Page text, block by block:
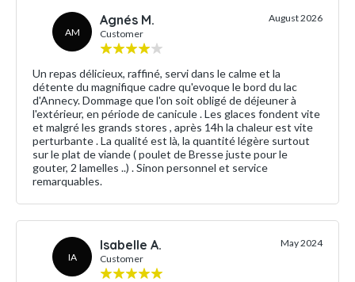
AM
Agnés M.
Customer
August 2026
Un repas délicieux, raffiné, servi dans le calme et la
détente du magnifique cadre qu'evoque le bord du lac
d'Annecy. Dommage que l'on soit obligé de déjeuner à
l'extérieur, en période de canicule . Les glaces fondent vite
et malgré les grands stores , après 14h la chaleur est vite
perturbante . La qualité est là, la quantité légère surtout
sur le plat de viande ( poulet de Bresse juste pour le
gouter, 2 lamelles ..) . Sinon personnel et service
remarquables.
IA
Isabelle A.
Customer
May 2024